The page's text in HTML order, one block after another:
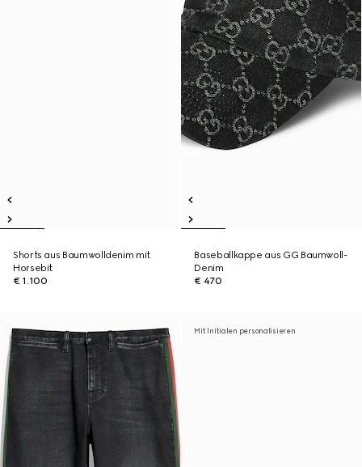
Shorts aus Baumwolldenim mit
Horsebit
€ 1.100
Baseballkappe aus GG Baumwoll-
Denim
€ 470
Mit Initialen personalisieren